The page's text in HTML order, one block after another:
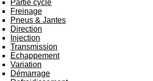
Partie cycle
Freinage
Pneus & Jantes
Direction
Injection
Transmission
Echappement
Variation
Démarrage